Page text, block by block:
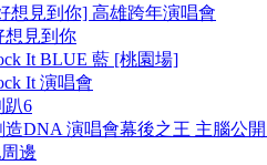
想見到你] 高雄跨年演唱會
想見到你
It BLUE 藍 [桃園場]
It 演唱會
趴6
造DNA 演唱會幕後之王 主腦公
邊